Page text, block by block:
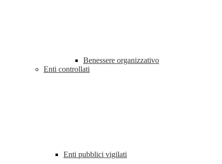
Benessere organizzativo
Enti controllati
Enti pubblici vigilati